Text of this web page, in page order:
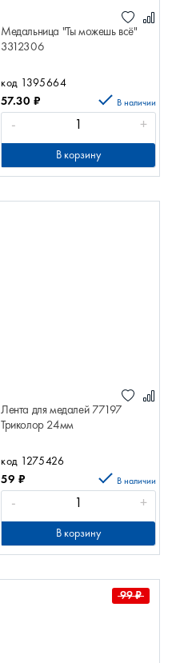
Медальница "Ты можешь всё"
3312306
код 1395664
57.30 ₽ В наличии
- +
В корзину
Лента для медалей 77197
Триколор 24мм
код 1275426
59 ₽ В наличии
- +
В корзину
99₽